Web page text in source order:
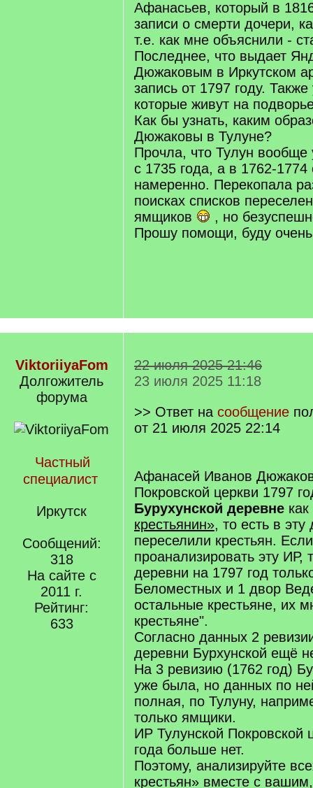
Афанасьев, который в
записи о смерти дочери,
т.е. как мне объяснили -
Последнее, что выдает
Дюжаковым в Иркутском
запись от 1797 году.
которые живут на
Как бы узнать, каким
Дюжаковы в Тулуне?
Прочла, что Тулун
с 1735 года, а в 1762-1774
намеренно. Перекопала
поисках списков
ямщиков
, но
Прошу помощи, буду
ViktoriiyaFom
Долгожитель
форума
Частный
специалист
Иркутск
Сообщений:
318
На сайте с
2011 г.
Рейтинг:
633
22 июля 2025 21:46
23 июля 2025 11:18
>> Ответ на сообщение
от 21 июля 2025 22:14
Афанасей Иванов
Покровской церкви 1797
Бурухунской деревне как
крестьянин», то есть в эту
переселили крестьян. Если
проанализировать эту ИР,
деревни на 1797 год
Беломестных и 1 двор
остальные крестьяне, их
крестьяне".
Согласно данных 2
деревни Бурхунской ещё
На 3 ревизию (1762 год)
уже была, но данных по
полная, по Тулуну,
только ямщики.
ИР Тулунской Покровской
года больше нет.
Поэтому, анализируйте
крестьян» вместе с